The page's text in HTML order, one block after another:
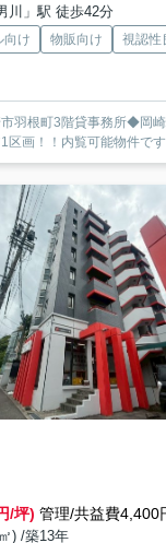
川」駅 徒歩42分
向け 物販向け 視認性
羽根町3階貸事務所◆岡崎
区画！！内覧可能物件です
/坪) 管理/共益費4,400
) /築13年